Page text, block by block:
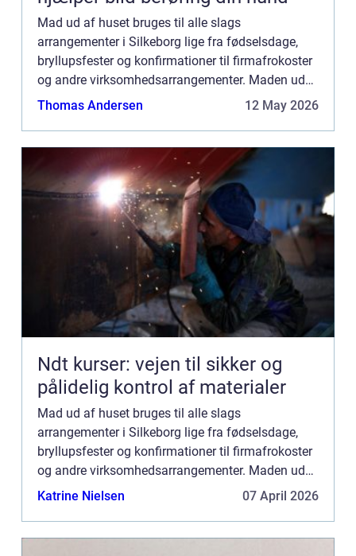
Mad ud af huset bruges til alle slags
arrangementer i Silkeborg lige fra fødselsdage,
bryllupsfester og konfirmationer til firmafrokoster
og andre virksomhedsarrangementer. Maden ud
af huset giver kunderne mulighed for at nyde
Thomas Andersen 12 May 2026
Ndt kurser: vejen til sikker og
pålidelig kontrol af materialer
Mad ud af huset bruges til alle slags
arrangementer i Silkeborg lige fra fødselsdage,
bryllupsfester og konfirmationer til firmafrokoster
og andre virksomhedsarrangementer. Maden ud
af huset giver kunderne mulighed for at nyde
Katrine Nielsen 07 April 2026